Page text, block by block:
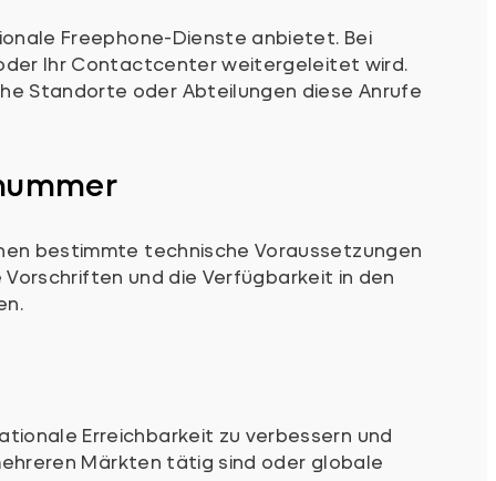
Freephone-Dienste anbietet. Bei
Ihr Contactcenter weitergeleitet wird.
Standorte oder Abteilungen diese Anrufe
bestimmte technische Voraussetzungen
und die Verfügbarkeit in den
Erreichbarkeit zu verbessern und
Märkten tätig sind oder globale